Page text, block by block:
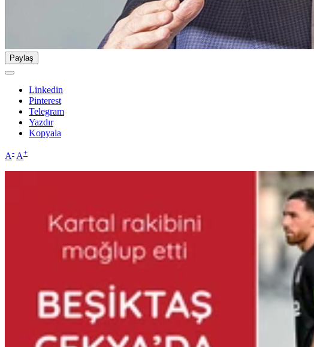
Paylaş
Linkedin
Pinterest
Telegram
Yazdır
Kopyala
A- A+